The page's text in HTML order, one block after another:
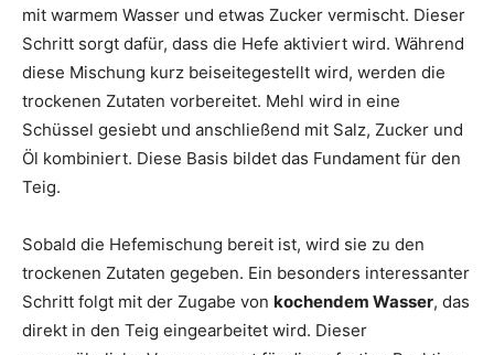
mit warmem Wasser und etwas Zucker vermischt. Dieser
Schritt sorgt dafür, dass die Hefe aktiviert wird. Während
diese Mischung kurz beiseitegestellt wird, werden die
trockenen Zutaten vorbereitet. Mehl wird in eine
Schüssel gesiebt und anschließend mit Salz, Zucker und
Öl kombiniert. Diese Basis bildet das Fundament für den
Teig.
Sobald die Hefemischung bereit ist, wird sie zu den
trockenen Zutaten gegeben. Ein besonders interessanter
Schritt folgt mit der Zugabe von kochendem Wasser, das
direkt in den Teig eingearbeitet wird. Dieser